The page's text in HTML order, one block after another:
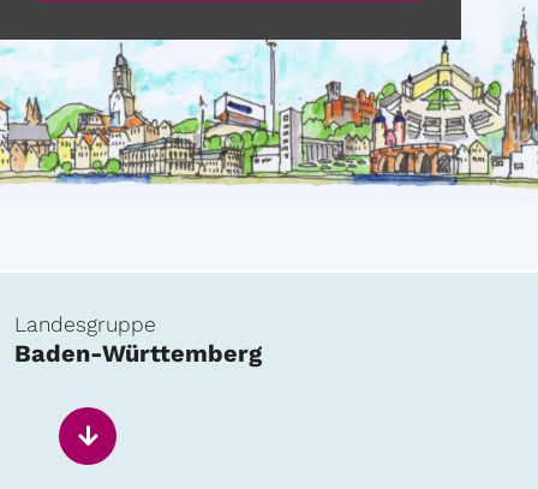
Landesgruppe
Baden-Württemberg